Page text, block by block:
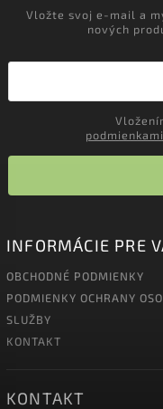
Vložte svoj e-mail a
nových
INFORMÁCIE PRE
OBCHODNÉ PODMIENKY
PODMIENKY OCHRANY
SLUŽBY
KONTAKT
KONTAKT